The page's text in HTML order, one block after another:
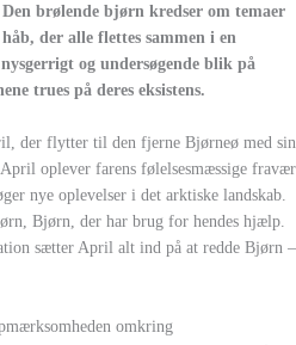
brølende bjørn kredser om temaer
der alle flettes sammen i en
og undersøgende blik på
trues på deres eksistens.
der flytter til den fjerne Bjørneø med sin
oplever farens følelsesmæssige fravær
nye oplevelser i det arktiske landskab.
Bjørn, der har brug for hendes hjælp.
sætter April alt ind på at redde Bjørn –
omkring